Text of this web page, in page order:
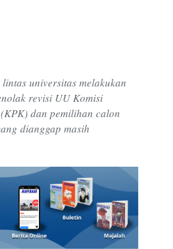
universitas melakukan
revisi UU Komisi
dan pemilihan calon
dianggap masih